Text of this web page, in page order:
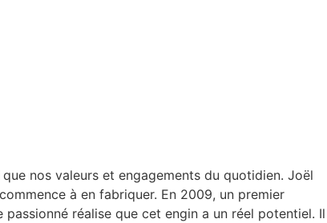
que nos valeurs et engagements du quotidien. Joël
à en fabriquer. En 2009, un premier
réalise que cet engin a un réel potentiel. Il